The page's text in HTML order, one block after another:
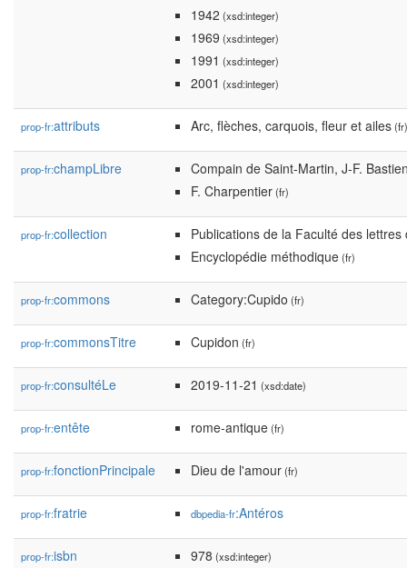
1942 (xsd:integer)
1969 (xsd:integer)
1991 (xsd:integer)
2001 (xsd:integer)
prop-fr:attributs Arc, flèches, carquois, fleur et ailes(fr)
prop-fr:champLibre
Compain de Saint-Martin, J-F.
F. Charpentier(fr)
prop-fr:collection
Publications de la Faculté des
Encyclopédie méthodique(fr)
prop-fr:commons Category:Cupido (fr)
prop-fr:commonsTitre Cupidon (fr)
prop-fr:consultéLe 2019-11-21 (xsd:date)
prop-fr:entête rome-antique(fr)
prop-fr:fonctionPrincipale Dieu de l'amour(fr)
prop-fr:fratrie dbpedia-fr:Antéros
prop-fr:isbn 978 (xsd:integer)